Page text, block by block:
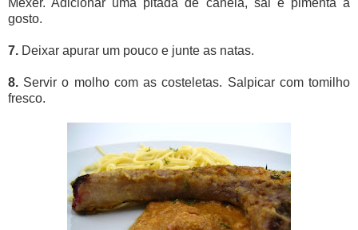
Mexer. Adicionar uma pitada de canela, sal e pimenta a
gosto.
7. Deixar apurar um pouco e junte as natas.
8. Servir o molho com as costeletas. Salpicar com tomilho
fresco.